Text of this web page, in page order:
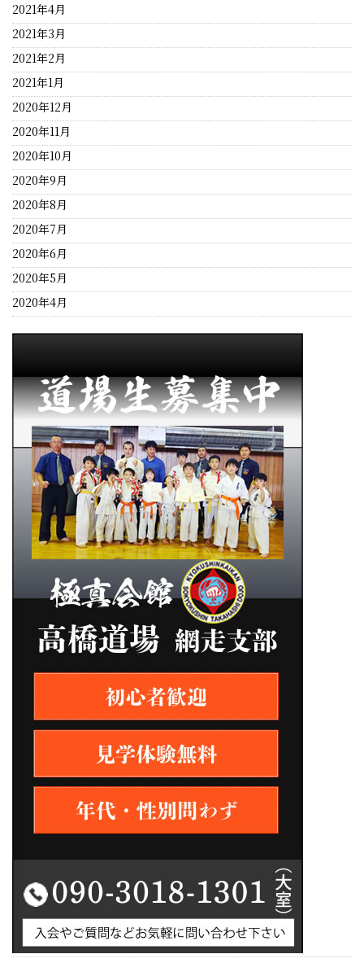
2021年4月
2021年3月
2021年2月
2021年1月
2020年12月
2020年11月
2020年10月
2020年9月
2020年8月
2020年7月
2020年6月
2020年5月
2020年4月